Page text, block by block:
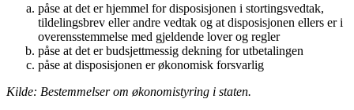
påse at det er hjemmel for disposisjonen i stortingsvedtak,
tildelingsbrev eller andre vedtak og at disposisjonen ellers er i
overensstemmelse med gjeldende lover og regler
påse at det er budsjettmessig dekning for utbetalingen
påse at disposisjonen er økonomisk forsvarlig
Kilde: Bestemmelser om økonomistyring i staten.